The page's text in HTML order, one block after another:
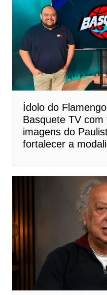
Ídolo do
Basquete TV
imagens do
fortalecer a